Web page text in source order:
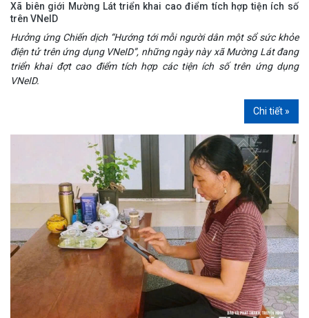
Xã biên giới Mường Lát triển khai cao điểm tích hợp tiện ích số
trên VNeID
Hưởng ứng Chiến dịch “Hướng tới mỗi người dân một sổ sức khỏe
điện tử trên ứng dụng VNeID”, những ngày này xã Mường Lát đang
triển khai đợt cao điểm tích hợp các tiện ích số trên ứng dụng
VNeID.
Chi tiết »